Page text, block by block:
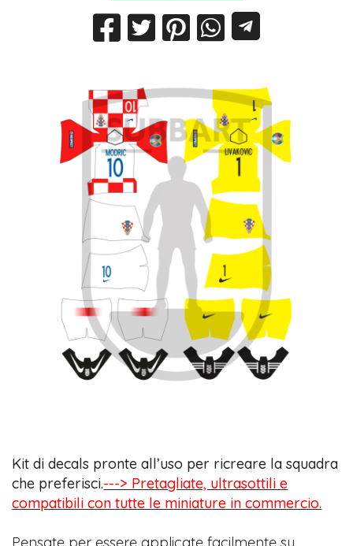
Kit di decals pronte all’uso per ricreare la squadra
che preferisci.---> Pretagliate, ultrasottili e
compatibili con tutte le miniature in commercio.
Pensate per essere applicate facilmente su